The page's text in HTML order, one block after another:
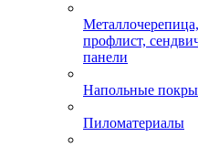
Металлочерепица,
профлист,
панели
Напольные
Пиломатериалы